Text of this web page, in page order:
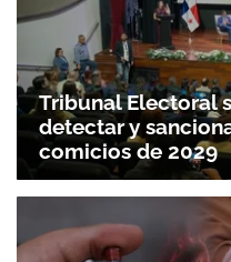
Tribunal Electoral
detectar y
comicios de 2029